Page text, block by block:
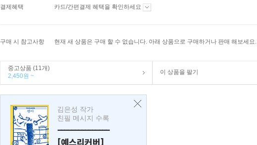
결제혜택 카드/간편결제 혜택을 확인하세요
구매 시 참고사항 현재 새 상품은 구매 할 수 없습니다. 아래 상품으로 구매하거나 판매 해보세요.
중고상품 (11개)
2,450원 ~
이 상품을 팔기
김은성 작가
친필 메시지 수록
---------------
[예스리커버]